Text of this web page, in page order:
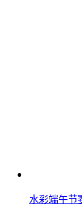
水彩端午节